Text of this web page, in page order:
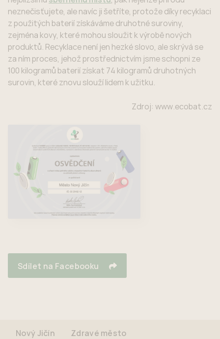
neznečisťujete, ale navíc ji šetříte, protože díky recyklaci
z použitých baterií získáváme druhotné suroviny,
zejména kovy, které mohou sloužit k výrobě nových
produktů. Recyklace není jen hezké slovo, ale skrývá se
za ním proces, jehož prostřednictvím jsme schopni ze
100 kilogramů baterií získat 74 kilogramů druhotných
surovin, které znovu slouží lidem k užitku.
Zdroj: www.ecobat.cz
Sdílet na Facebooku
Nový Jičín Zdravé město